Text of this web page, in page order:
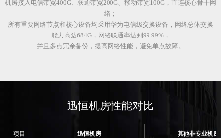
机房接入电信带宽400G、联通带宽200G、移动带宽100G，直连核心骨干网
络；
所有重要网络节点和核心设备均采用华为电信级交换设备，网络总体交换
能力高达684G，网络联通率达到99.99%，
并且多点冗余备份，提高网络性能，避免单点故障。
迅恒机房性能对比
项目 迅恒机房 其他非专业机房